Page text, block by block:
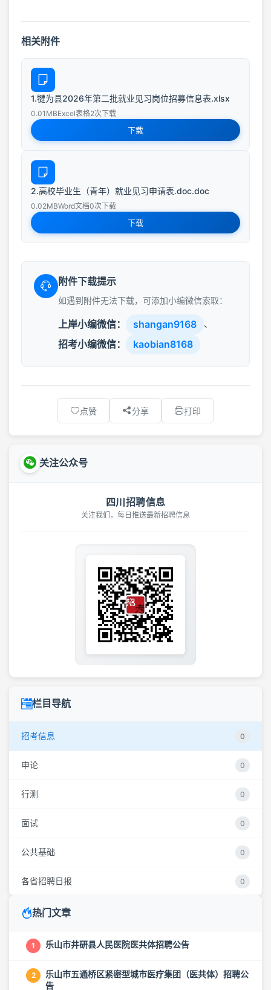
相关附件
1.犍为县2026年第二批就业见习岗位招募信息表.xlsx
0.01MBExcel表格2次下载
下载
2.高校毕业生（青年）就业见习申请表.doc.doc
0.02MBWord文档0次下载
下载
附件下载提示
如遇到附件无法下载，可添加小编微信索取：
上岸小编微信： shangan9168 、
招考小编微信： kaobian8168
点赞 分享 打印
关注公众号
四川招聘信息
关注我们，每日推送最新招聘信息
栏目导航
招考信息 0
申论 0
行测 0
面试 0
公共基础 0
各省招聘日报 0
热门文章
1 乐山市井研县人民医院医共体招聘公告
2
乐山市五通桥区紧密型城市医疗集团（医共体）招聘公
告